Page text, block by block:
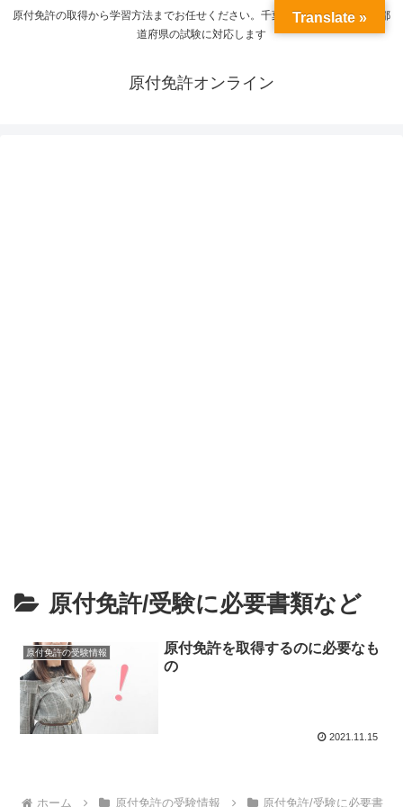
原付免許の取得から学習方法までお任せください。千葉県の受験から全国の都
道府県の試験に対応します
原付免許オンライン
原付免許/受験に必要書類など
原付免許の受験情報
原付免許を取得するのに必要なも
の
2021.11.15
ホーム 原付免許の受験情報 原付免許/受験に必要書
Translate »